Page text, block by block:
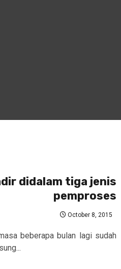
didalam tiga jenis
pemproses
October 8, 2015
beberapa bulan lagi sudah